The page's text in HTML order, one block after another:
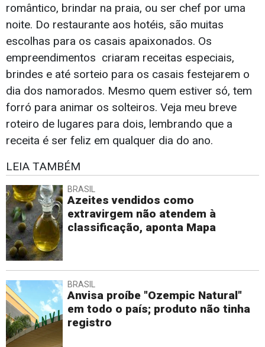
romântico, brindar na praia, ou ser chef por uma
noite. Do restaurante aos hotéis, são muitas
escolhas para os casais apaixonados. Os
empreendimentos criaram receitas especiais,
brindes e até sorteio para os casais festejarem o
dia dos namorados. Mesmo quem estiver só, tem
forró para animar os solteiros. Veja meu breve
roteiro de lugares para dois, lembrando que a
receita é ser feliz em qualquer dia do ano.
LEIA TAMBÉM
BRASIL
Azeites vendidos como
extravirgem não atendem à
classificação, aponta Mapa
BRASIL
Anvisa proíbe "Ozempic Natural"
em todo o país; produto não tinha
registro